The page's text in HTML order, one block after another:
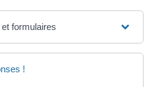
formulaires
!